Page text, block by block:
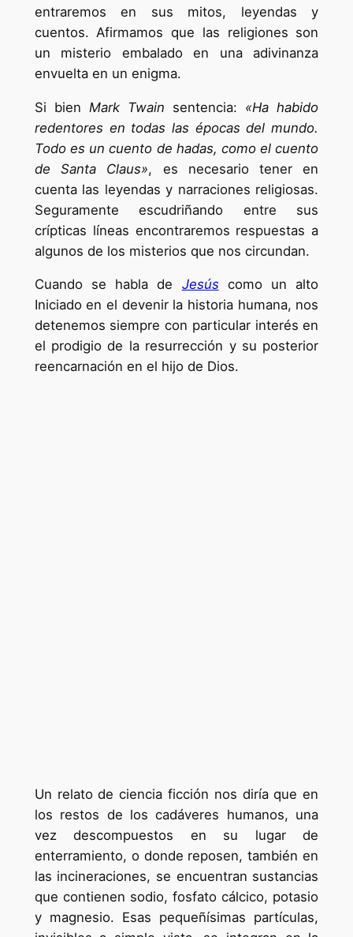
entraremos en sus mitos, leyendas y
cuentos. Afirmamos que las religiones son
un misterio embalado en una adivinanza
envuelta en un enigma.
Si bien Mark Twain sentencia: «Ha habido
redentores en todas las épocas del mundo.
Todo es un cuento de hadas, como el cuento
de Santa Claus», es necesario tener en
cuenta las leyendas y narraciones religiosas.
Seguramente escudriñando entre sus
crípticas líneas encontraremos respuestas a
algunos de los misterios que nos circundan.
Cuando se habla de Jesús como un alto
Iniciado en el devenir la historia humana, nos
detenemos siempre con particular interés en
el prodigio de la resurrección y su posterior
reencarnación en el hijo de Dios.
Un relato de ciencia ficción nos diría que en
los restos de los cadáveres humanos, una
vez descompuestos en su lugar de
enterramiento, o donde reposen, también en
las incineraciones, se encuentran sustancias
que contienen sodio, fosfato cálcico, potasio
y magnesio. Esas pequeñísimas partículas,